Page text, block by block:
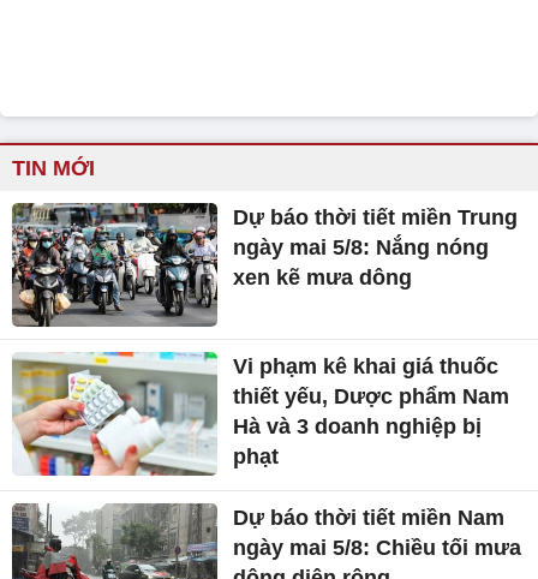
TIN MỚI
Dự báo thời tiết miền Trung
ngày mai 5/8: Nắng nóng
xen kẽ mưa dông
Vi phạm kê khai giá thuốc
thiết yếu, Dược phẩm Nam
Hà và 3 doanh nghiệp bị
phạt
Dự báo thời tiết miền Nam
ngày mai 5/8: Chiều tối mưa